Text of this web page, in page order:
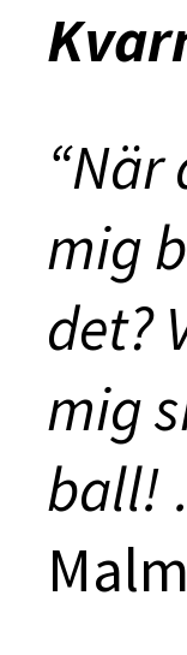
mig
det?
mig
ball!